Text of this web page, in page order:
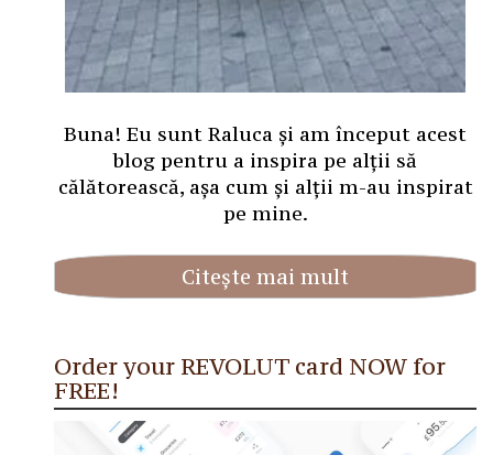
Buna! Eu sunt Raluca și am început acest
blog pentru a inspira pe alții să
călătorească, așa cum și alții m-au inspirat
pe mine.
Citește mai mult
Order your REVOLUT card NOW for
FREE!